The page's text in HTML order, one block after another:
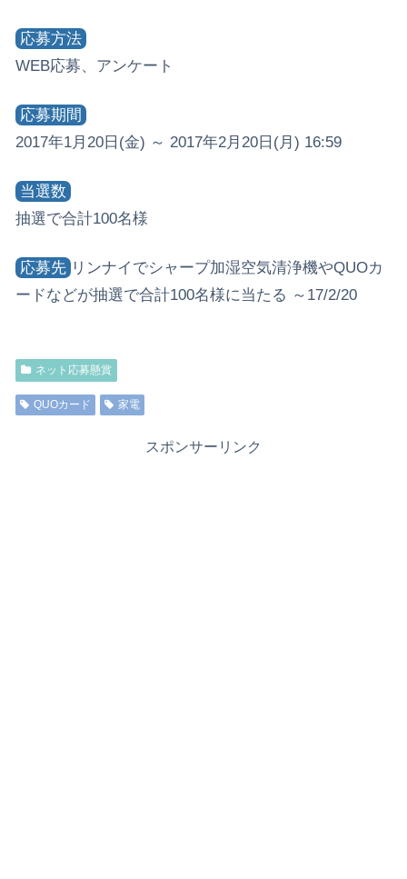
応募方法
WEB応募、アンケート
応募期間
2017年1月20日(金) ～ 2017年2月20日(月) 16:59
当選数
抽選で合計100名様
応募先 リンナイでシャープ加湿空気清浄機やQUOカ
ードなどが抽選で合計100名様に当たる ～17/2/20
ネット応募懸賞
QUOカード 家電
スポンサーリンク